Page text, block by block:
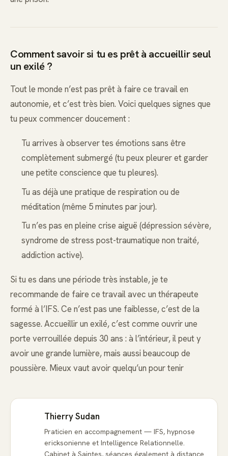
Comment savoir si tu es prêt à accueillir seul
un exilé ?
Tout le monde n’est pas prêt à faire ce travail en
autonomie, et c’est très bien. Voici quelques signes que
tu peux commencer doucement :
Tu arrives à observer tes émotions sans être
complètement submergé (tu peux pleurer et garder
une petite conscience que tu pleures).
Tu as déjà une pratique de respiration ou de
méditation (même 5 minutes par jour).
Tu n’es pas en pleine crise aiguë (dépression sévère,
syndrome de stress post-traumatique non traité,
addiction active).
Si tu es dans une période très instable, je te
recommande de faire ce travail avec un thérapeute
formé à l’IFS. Ce n’est pas une faiblesse, c’est de la
sagesse. Accueillir un exilé, c’est comme ouvrir une
porte verrouillée depuis 30 ans : à l’intérieur, il peut y
avoir une grande lumière, mais aussi beaucoup de
poussière. Mieux vaut avoir quelqu’un pour tenir
Thierry Sudan
Praticien en accompagnement — IFS, hypnose
ericksonienne et Intelligence Relationnelle.
Cabinet à Saintes, séances également à distance.